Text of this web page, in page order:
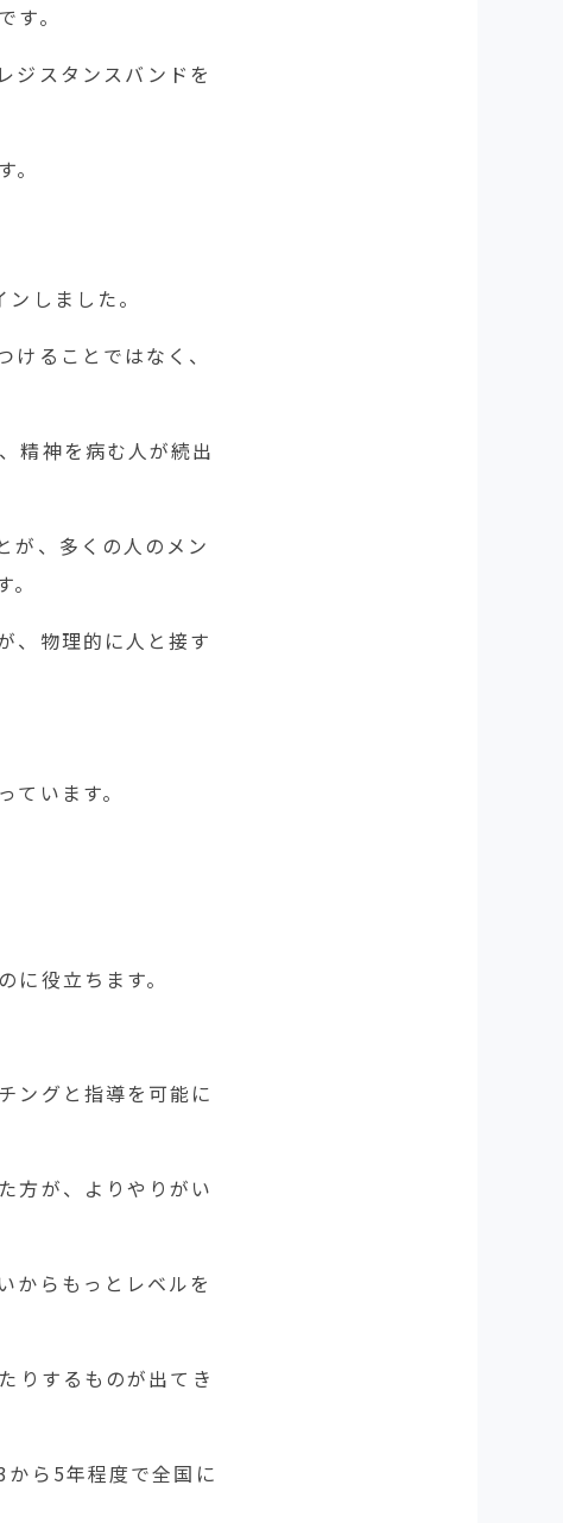
。
ジスタンスバンドを
しました。
ることではなく、
精神を病む人が続出
が、多くの人のメン
、物理的に人と接す
います。
役立ちます。
ングと指導を可能に
方が、よりやりがい
からもっとレベルを
りするものが出てき
ら5年程度で全国に